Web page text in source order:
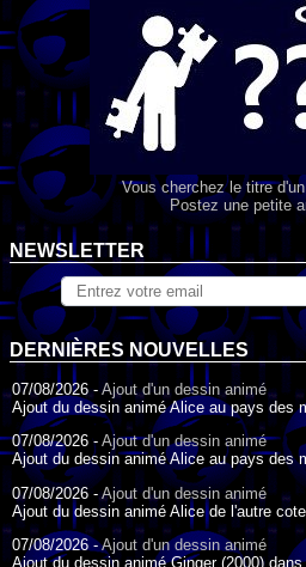
Vous cherchez le titre
Postez une petite
NEWSLETTER
DERNIÈRES NOUVELLES
07/08/2026 -Ajout d'un dessin animé
Ajout du dessin animé Alice au pays des
07/08/2026 - Ajout d'un dessin animé
Ajout du dessin animé Alice au pays des
07/08/2026 -Ajout d'un dessin animé
Ajout du dessin animé Alice de l'autre
07/08/2026 -Ajout d'un dessin animé
Ajout du dessin animé Ginger (2000)